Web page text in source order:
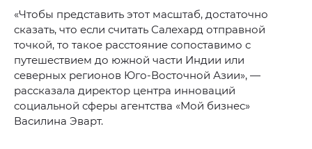
«Чтобы представить этот масштаб, достаточно
сказать, что если считать Салехард отправной
точкой, то такое расстояние сопоставимо с
путешествием до южной части Индии или
северных регионов Юго-Восточной Азии», —
рассказала директор центра инноваций
социальной сферы агентства «Мой бизнес»
Василина Эварт.